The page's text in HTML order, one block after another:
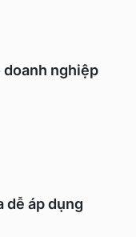
doanh nghiệp
dễ áp dụng